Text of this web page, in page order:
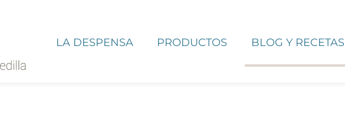
LA DESPENSA
PRODUCTOS BLOG Y RECETAS